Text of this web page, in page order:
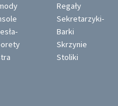
Regały
Sekretarzyki-
Barki
Skrzynie
Stoliki